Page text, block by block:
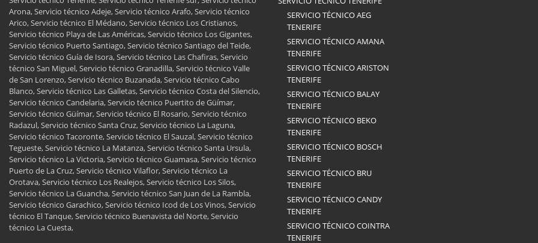
Arona, Servicio técnico Adeje, Servicio técnico Arafo, Servicio técnico
Arico, Servicio técnico El Médano, Servicio técnico Los Cristianos,
Servicio técnico Playa de Las Américas, Servicio técnico Los Gigantes,
Servicio técnico Puerto Santiago, Servicio técnico Santiago del Teide,
Servicio técnico Guía de Isora, Servicio técnico Las Chafiras, Servicio
técnico San Miguel, Servicio técnico Granadilla, Servicio técnico Valle
de San Lorenzo, Servicio técnico Buzanada, Servicio técnico Cabo
Blanco, Servicio técnico Las Galletas, Servicio técnico Costa del Silencio,
Servicio técnico Candelaria, Servicio técnico Puertito de Güímar,
Servicio técnico Güímar, Servicio técnico El Rosario, Servicio técnico
Radazul, Servicio técnico Santa Cruz, Servicio técnico La Laguna,
Servicio técnico Tacoronte, Servicio técnico El Sauzal, Servicio técnico
Tegueste, Servicio técnico La Matanza, Servicio técnico Santa Ursula,
Servicio técnico La Victoria, Servicio técnico Guamasa, Servicio técnico
Puerto de La Cruz, Servicio técnico Vilaflor, Servicio técnico La
Orotava, Servicio técnico Los Realejos, Servicio técnico Los Silos,
Servicio técnico La Guancha, Servicio técnico San Juan de La Rambla,
Servicio técnico Garachico, Servicio técnico Icod de Los Vinos, Servicio
técnico El Tanque, Servicio técnico Buenavista del Norte, Servicio
técnico La Cuesta,
SERVICIO TÉCNICO AEG
TENERIFE
SERVICIO TÉCNICO AMANA
TENERIFE
SERVICIO TÉCNICO ARISTON
TENERIFE
SERVICIO TÉCNICO BALAY
TENERIFE
SERVICIO TÉCNICO BEKO
TENERIFE
SERVICIO TÉCNICO BOSCH
TENERIFE
SERVICIO TÉCNICO BRU
TENERIFE
SERVICIO TÉCNICO CANDY
TENERIFE
SERVICIO TÉCNICO COINTRA
TENERIFE